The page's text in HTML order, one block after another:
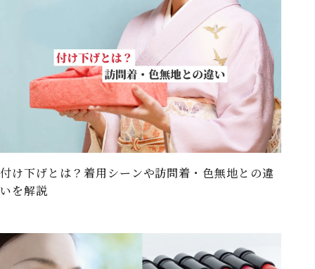
付け下げとは？着用シーンや訪問着・色無地との違
いを解説